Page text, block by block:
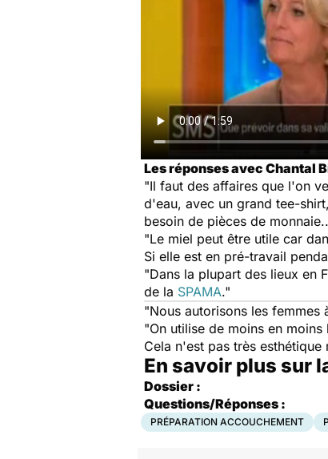
Les réponses avec Chantal
"Il faut des affaires que l'on
d'eau, avec un grand tee-
besoin de pièces de
"Le miel peut être utile car
Si elle est en pré-travail
"Dans la plupart des lieux en
de la SPAMA."
"Nous autorisons les femmes
"On utilise de moins en
Cela n'est pas très
En savoir plus sur
Dossier :
Questions/Réponses :
PRÉPARATION ACCOUCHEMENT